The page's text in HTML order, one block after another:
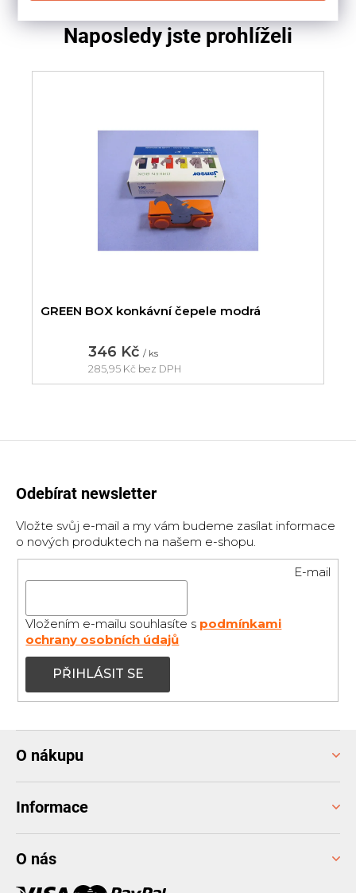
Naposledy jste prohlíželi
GREEN BOX konkávní čepele modrá
346 Kč / ks
285,95 Kč bez DPH
Měrná
Odebírat newsletter
Vložte svůj e-mail a my vám budeme zasílat informace
o nových produktech na našem e-shopu.
E-mail
Vložením e-mailu souhlasíte s podmínkami
ochrany osobních údajů
PŘIHLÁSIT SE
O nákupu
Informace
O nás